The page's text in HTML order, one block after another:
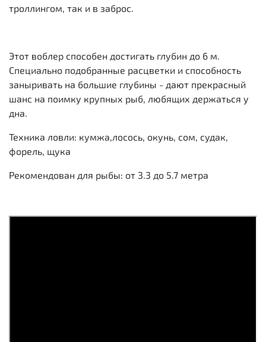
троллингом, так и в заброс.
Этот воблер способен достигать глубин до 6 м.
Специально подобранные расцветки и способность
заныривать на большие глубины - дают прекрасный
шанс на поимку крупных рыб, любящих держаться у
дна.
Техника ловли: кумжа,лосось, окунь, сом, судак,
форель, щука
Рекомендован для рыбы: от 3.3 до 5.7 метра